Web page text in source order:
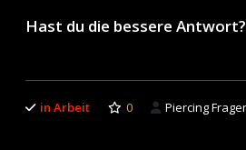
Hast du die bessere
in Arbeit 0 Piercing